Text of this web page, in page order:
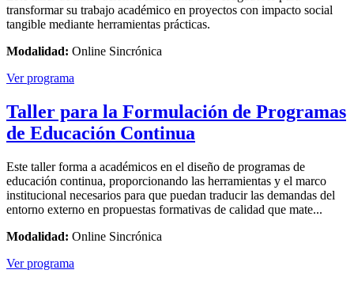
transformar su trabajo académico en proyectos con impacto social
tangible mediante herramientas prácticas.
Modalidad: Online Sincrónica
Ver programa
Taller para la Formulación de Programas
de Educación Continua
Este taller forma a académicos en el diseño de programas de
educación continua, proporcionando las herramientas y el marco
institucional necesarios para que puedan traducir las demandas del
entorno externo en propuestas formativas de calidad que mate...
Modalidad: Online Sincrónica
Ver programa